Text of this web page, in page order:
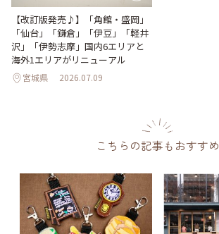
【改訂版発売♪】「角館・盛岡」
「仙台」「鎌倉」「伊豆」「軽井
沢」「伊勢志摩」国内6エリアと
海外1エリアがリニューアル
宮城県 2026.07.09
こちらの記事もおすすめ